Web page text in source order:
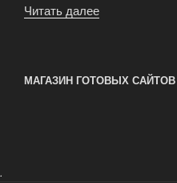
Читать далее
МАГАЗИН ГОТОВЫХ САЙТОВ
.